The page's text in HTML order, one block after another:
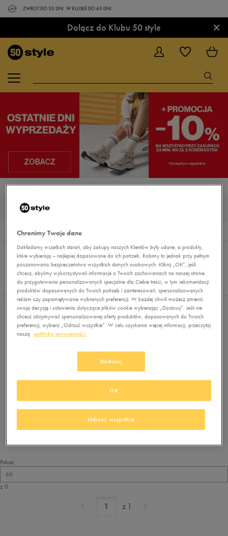
ZWROT DO 30 DNI. W KLUBIE DO 60 DNI.
Dołącz do Klubu 50 style ×
STRONA GŁÓWNA ADIDAS EQ19 RUN WINTER
0
Wyników
Sortuj:
REKOMENDOWANE
FILTRUJ
Pokaż
60
z 0
Nie wybrano filtrów
Brak produktów do wyświetlenia
Zmień kryteria wyszukiwania lub
usuń wybrane filtry
Pokaż
60
z 0
z 1
Chronimy Twoje dane
Dokładamy wszelkich starań, aby zakupy naszych Klientów były udane, a produkty,
które wybierają – najlepiej dopasowane do ich potrzeb. Robimy to jednak przy pełnym
poszanowaniu bezpieczeństwa wszystkich danych osobowych. Kliknij „OK”, jeśli
chcesz, abyśmy wykorzystywali informacje o Twoich zachowaniach na naszej stronie
do przygotowania personalizowanych specjalnie dla Ciebie treści, w tym rekomendacji
produktów dopasowanych do Twoich potrzeb i zainteresowań, spersonalizowanych
reklam czy zapamiętywanie wybranych preferencji. W każdej chwili możesz zmienić
swoją decyzję i ustawienia dotyczące plików cookie wybierając „Dostosuj”. Jeśli nie
chcesz otrzymywać spersonalizowanej oferty produktów, dopasowanych do Twoich
preferencji, wybierz „Odrzuć wszystkie”. W celu uzyskania więcej informacji, przeczytaj
naszą
politykę prywatności.
Dostosuj
Odrzuć wszystkie
OK